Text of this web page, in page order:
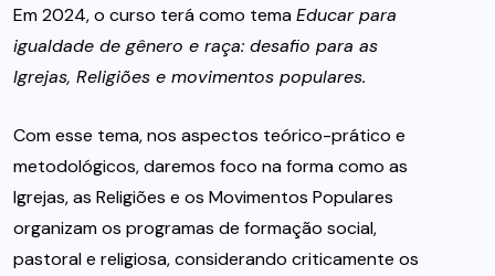
Em 2024, o curso terá como temaEducar para
igualdade de gênero e raça: desafio para as
Igrejas, Religiões e movimentos populares.
Com esse tema, nos aspectos teórico-prático e
metodológicos, daremos foco na forma como as
Igrejas, as Religiões e os Movimentos Populares
organizam os programas de formação social,
pastoral e religiosa, considerando criticamente os